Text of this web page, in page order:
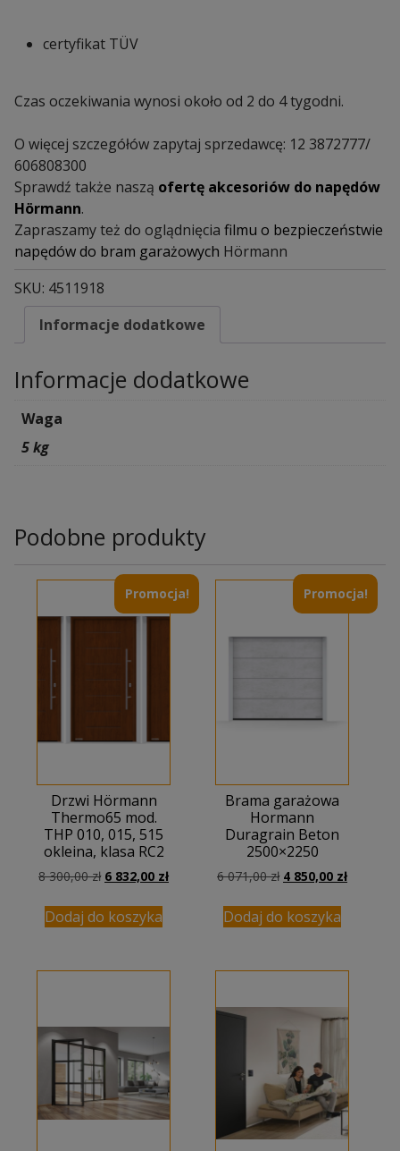
certyfikat TÜV
Czas oczekiwania wynosi około od 2 do 4 tygodni.
O więcej szczegółów zapytaj sprzedawcę: 12 3872777/
606808300
Sprawdź także naszą ofertę akcesoriów do napędów
Hörmann.
Zapraszamy też do oglądnięcia filmu o bezpieczeństwie
napędów do bram garażowych Hörmann
SKU: 4511918
Informacje dodatkowe
Informacje dodatkowe
Waga
5 kg
Podobne produkty
Promocja!
Drzwi Hörmann
Thermo65 mod.
THP 010, 015, 515
okleina, klasa RC2
8 300,00zł Pierwotna
wynosiła:
8
6 832,00 złAktualna
Dodaj do koszyka
Promocja!
Brama garażowa
Hormann
Duragrain Beton
2500×2250
6 071,00zł Pierwotna
wynosiła:
6
4 850,00 złAktualna
Dodaj do koszyka